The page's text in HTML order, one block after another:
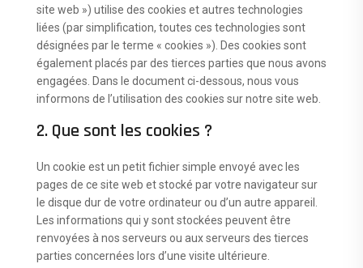
site web ») utilise des cookies et autres technologies
liées (par simplification, toutes ces technologies sont
désignées par le terme « cookies »). Des cookies sont
également placés par des tierces parties que nous avons
engagées. Dans le document ci-dessous, nous vous
informons de l’utilisation des cookies sur notre site web.
2. Que sont les cookies ?
Un cookie est un petit fichier simple envoyé avec les
pages de ce site web et stocké par votre navigateur sur
le disque dur de votre ordinateur ou d’un autre appareil.
Les informations qui y sont stockées peuvent être
renvoyées à nos serveurs ou aux serveurs des tierces
parties concernées lors d’une visite ultérieure.